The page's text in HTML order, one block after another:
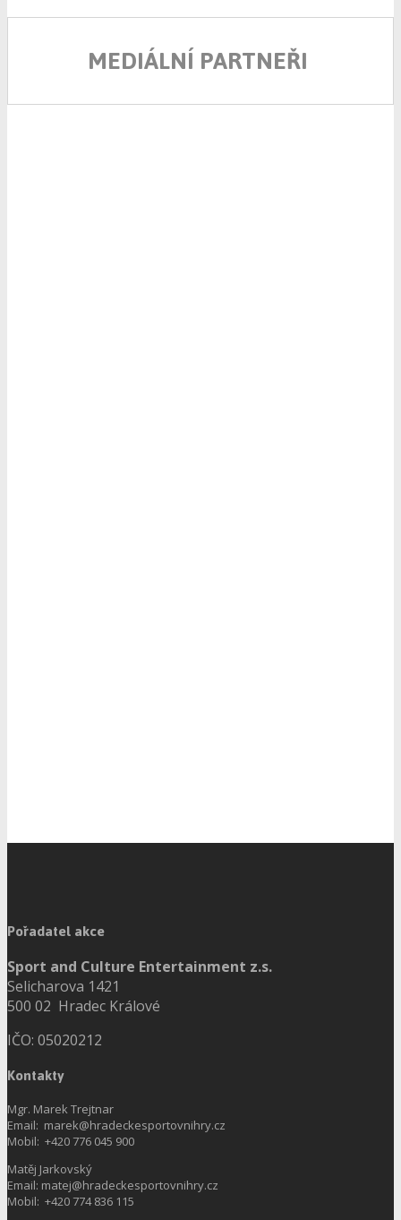
MEDIÁLNÍ PARTNEŘI
Pořadatel akce
Sport and Culture Entertainment z.s.
Selicharova 1421
500 02 Hradec Králové
IČO: 05020212
Kontakty
Mgr. Marek Trejtnar
Email: marek@hradeckesportovnihry.cz
Mobil: +420 776 045 900
Matěj Jarkovský
Email: matej@hradeckesportovnihry.cz
Mobil: +420 774 836 115